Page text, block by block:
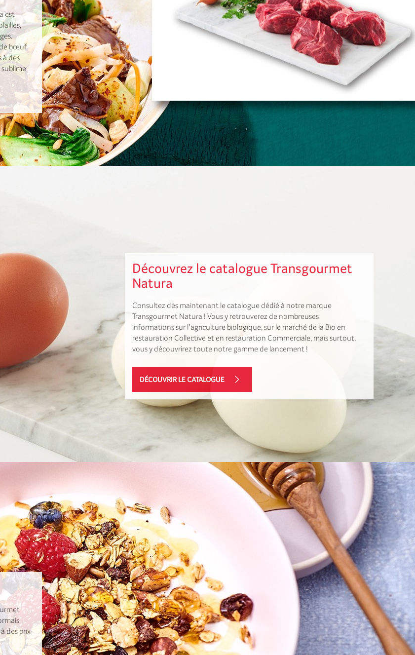
est
de bœuf
à des
Découvrez le catalogue Transgourmet
Natura
Consultez dès maintenant le catalogue dédié à notre marque
Transgourmet Natura ! Vous y retrouverez de nombreuses
informations sur l’agriculture biologique, sur le marché de la Bio en
restauration Collective et en restauration Commerciale, mais surtout,
vous y découvrirez toute notre gamme de lancement !
DÉCOUVRIR LE CATALOGUE
des prix